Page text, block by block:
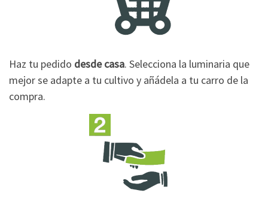
Haz tu pedido desde casa. Selecciona la luminaria que
mejor se adapte a tu cultivo y añádela a tu carro de la
compra.